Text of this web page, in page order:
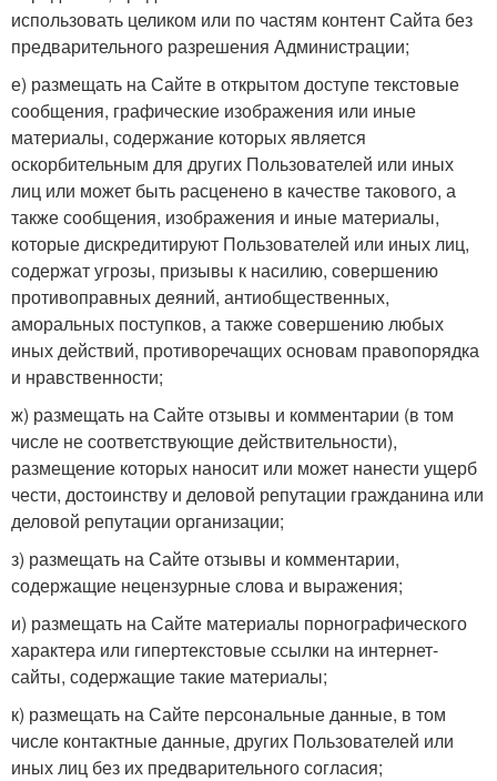
использовать целиком или по частям контент Сайта без
предварительного разрешения Администрации;
е) размещать на Сайте в открытом доступе текстовые
сообщения, графические изображения или иные
материалы, содержание которых является
оскорбительным для других Пользователей или иных
лиц или может быть расценено в качестве такового, а
также сообщения, изображения и иные материалы,
которые дискредитируют Пользователей или иных лиц,
содержат угрозы, призывы к насилию, совершению
противоправных деяний, антиобщественных,
аморальных поступков, а также совершению любых
иных действий, противоречащих основам правопорядка
и нравственности;
ж) размещать на Сайте отзывы и комментарии (в том
числе не соответствующие действительности),
размещение которых наносит или может нанести ущерб
чести, достоинству и деловой репутации гражданина или
деловой репутации организации;
з) размещать на Сайте отзывы и комментарии,
содержащие нецензурные слова и выражения;
и) размещать на Сайте материалы порнографического
характера или гипертекстовые ссылки на интернет-
сайты, содержащие такие материалы;
к) размещать на Сайте персональные данные, в том
числе контактные данные, других Пользователей или
иных лиц без их предварительного согласия;